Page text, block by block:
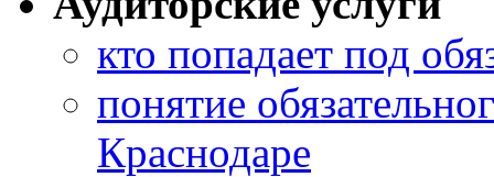
кто попадает под
понятие
Краснодаре